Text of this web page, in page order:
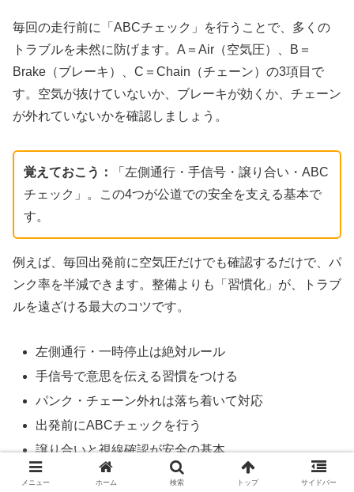
毎回の走行前に「ABCチェック」を行うことで、多くの
トラブルを未然に防げます。A＝Air（空気圧）、B＝
Brake（ブレーキ）、C＝Chain（チェーン）の3項目で
す。空気が抜けていないか、ブレーキが効くか、チェーン
が外れていないかを確認しましょう。
覚えておこう：
「左側通行・手信号・譲り合い・ABC
チェック」。この4つが公道での安全を支える基本で
す。
例えば、毎回出発前に空気圧だけでも確認するだけで、パ
ンク率を半減できます。整備よりも「習慣化」が、トラブ
ルを遠ざける最大のコツです。
左側通行・一時停止は絶対ルール
手信号で意思を伝える習慣をつける
パンク・チェーン外れは落ち着いて対応
出発前にABCチェックを行う
譲り合いと視線確認が安全の基本
メニュー ホーム 検索 トップ サイドバー